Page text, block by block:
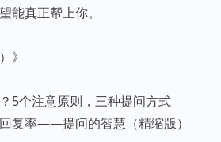
能真正帮上你。
》
5个注意原则，三种提问方式
复率——提问的智慧（精缩版）